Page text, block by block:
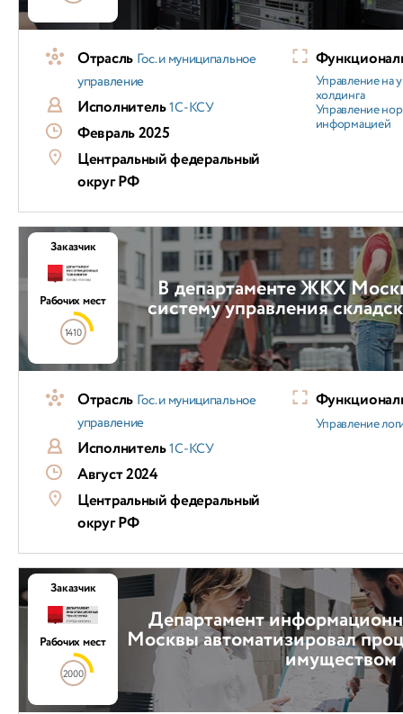
Отрасль Гос. и муниципальное
управление
Исполнитель1С-КСУ
Февраль 2025
Центральный федеральный
округ РФ
Управление на
холдинга
Управление
информацией
В департаменте ЖКХ
систему управления
Заказчик
Рабочих мест
1410
Отрасль Гос. и муниципальное
управление
Исполнитель1С-КСУ
Август 2024
Центральный федеральный
округ РФ
Управление
Департамент
Москвы автоматизировал
имуществом
Заказчик
Рабочих мест
2000